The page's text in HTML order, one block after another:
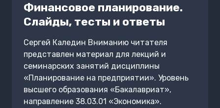
Финансовое планирование.
Слайды, тесты и ответы
Сергей Каледин Вниманию читателя
представлен материал для лекций и
семинарских занятий дисциплины
«Планирование на предприятии». Уровень
высшего образования «Бакалавриат»,
направление 38.03.01 «Экономика».